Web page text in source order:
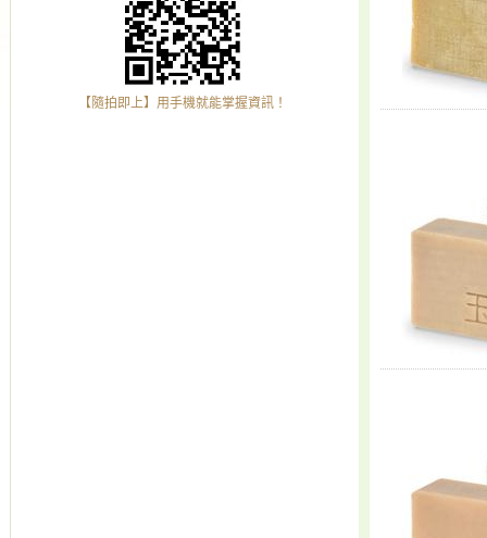
【隨拍即上】用手機就能掌握資訊！